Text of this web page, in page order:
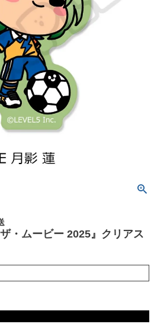
・ムービー 2025』クリアス